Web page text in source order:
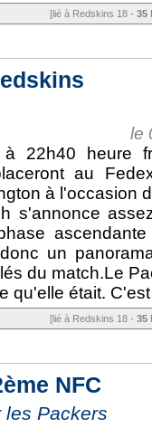
[lié à Redskins 18 - 35
le
22h40 heure
au
à l'occasion
s'annonce
un
du match.Le
qu'elle était.
[lié à Redskins 18 - 35
NFC
Packers